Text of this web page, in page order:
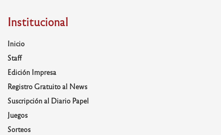
Institucional
Inicio
Staff
Edición Impresa
Registro Gratuito al News
Suscripción al Diario Papel
Juegos
Sorteos